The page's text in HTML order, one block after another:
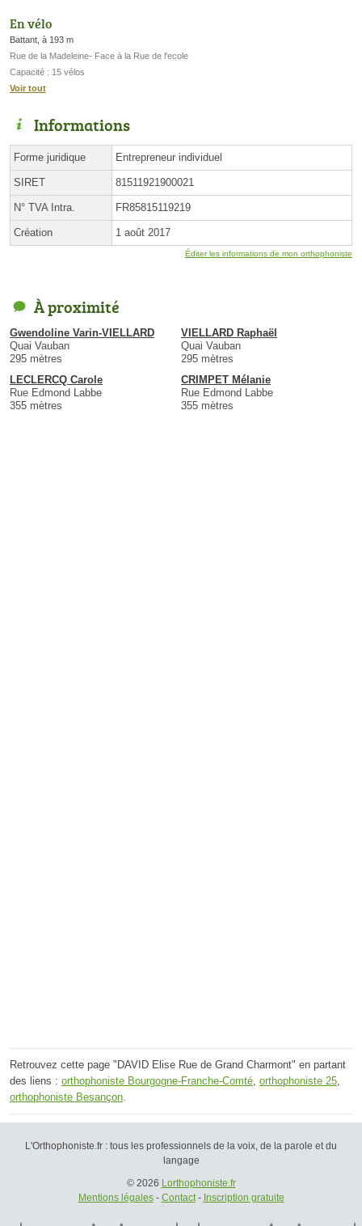
En vélo
Battant, à 193 m
Rue de la Madeleine- Face à la Rue de l'ecole
Capacité : 15 vélos
Voir tout
Informations
Forme juridique Entrepreneur individuel
SIRET 81511921900021
N° TVA Intra. FR85815119219
Création 1 août 2017
Éditer les informations de mon orthophoniste
À proximité
Gwendoline Varin-VIELLARD
Quai Vauban
295 mètres
VIELLARD Raphaël
Quai Vauban
295 mètres
LECLERCQ Carole
Rue Edmond Labbe
355 mètres
CRIMPET Mélanie
Rue Edmond Labbe
355 mètres
Retrouvez cette page "DAVID Elise Rue de Grand Charmont" en partant
des liens : orthophoniste Bourgogne-Franche-Comté orthophoniste 25
orthophoniste Besançon
L'Orthophoniste.fr : tous les professionnels de la voix, de la parole et du
langage
© 2026 Lorthophoniste.fr
Mentions légales- Contact- Inscription gratuite